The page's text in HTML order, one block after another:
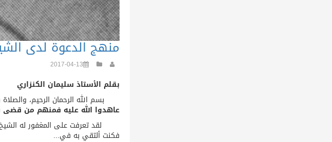
منهج الدعوة لدى
2017-04-13
بقلم الأستاذ سليمان الكنزاري
بسم الله الرحمان الرحيم،
عاهدوا الله عليه فمنهم من قضى
لقد تعرفت على المغفور له الشيخ
فكنت ألتقي به في...